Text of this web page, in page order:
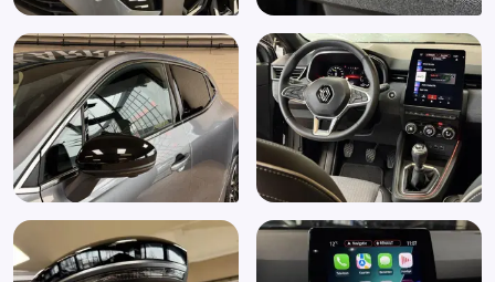
Pack Navigation Techno
Pack winter
Passagiersstoel in hoogte verstelbaar
Radio
Regensensor
Rijstrooksensor met correctie
Sfeerverlichting
Stuurbekrachtiging
Stuurbekrachtiging snelheidsafhankelijk